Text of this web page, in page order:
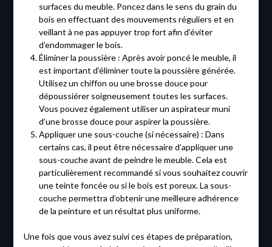
surfaces du meuble. Poncez dans le sens du grain du
bois en effectuant des mouvements réguliers et en
veillant à ne pas appuyer trop fort afin d’éviter
d’endommager le bois.
Éliminer la poussière : Après avoir poncé le meuble, il
est important d’éliminer toute la poussière générée.
Utilisez un chiffon ou une brosse douce pour
dépoussiérer soigneusement toutes les surfaces.
Vous pouvez également utiliser un aspirateur muni
d’une brosse douce pour aspirer la poussière.
Appliquer une sous-couche (si nécessaire) : Dans
certains cas, il peut être nécessaire d’appliquer une
sous-couche avant de peindre le meuble. Cela est
particulièrement recommandé si vous souhaitez couvrir
une teinte foncée ou si le bois est poreux. La sous-
couche permettra d’obtenir une meilleure adhérence
de la peinture et un résultat plus uniforme.
Une fois que vous avez suivi ces étapes de préparation,